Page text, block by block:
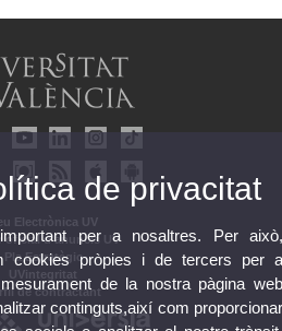
Electrònica UV
oficial d'anuncis UV
Pla Estratègic
UVintegritat
de contractant
de privacitat
per a nosaltres. Per
cookies pròpies i de tercers per
de la nostra pàgina
continguts,així com